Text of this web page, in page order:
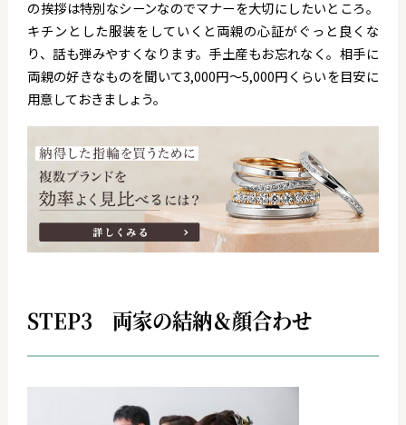
の挨拶は特別なシーンなのでマナーを大切にしたいところ。
キチンとした服装をしていくと両親の心証がぐっと良くな
り、話も弾みやすくなります。手土産もお忘れなく。相手に
両親の好きなものを聞いて3,000円～5,000円くらいを目安に
用意しておきましょう。
STEP3 両家の結納＆顔合わせ